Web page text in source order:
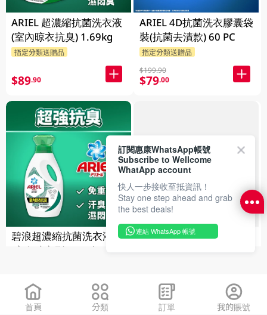
ARIEL 超濃縮抗菌洗衣液
(室內晾衣抗臭) 1.69kg
指定分類送贈品
$89.90
碧浪超濃縮抗菌洗衣液
(室內晾衣型) 800克
$49.90
$30.00
ARIEL 4D抗菌洗衣膠囊袋
裝(抗菌去漬款) 60 PC
指定分類送贈品
$199.90
$79.00
FAILED
ARIEL超濃縮抗菌抗蟎洗
$49.90
$30 .00
首頁 分類 訂單 我的賬號
訂閱惠康WhatsApp帳號
Subscribe to Wellcome
WhatApp account
快人一步接收至抵資訊！
Stay one step ahead and grab
the best deals!
連結 WhatsApp 帳號